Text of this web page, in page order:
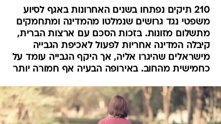
210 תיקים נפתחו בשנים האחרונות באגף לסיוע
משפטי נגד גרושים שנמלטו מהמדינה ומתחמקים
מתשלום מזונות. בזכות הסכם עם ארצות הברית,
קיבלה המדינה אחריות לפעול לאכיפת הגבייה
מישראלים שהיגרו אליה, אך היקף הגבייה עומד על
כחמישית מהחוב. באירופה הבעיה אף חמורה יותר